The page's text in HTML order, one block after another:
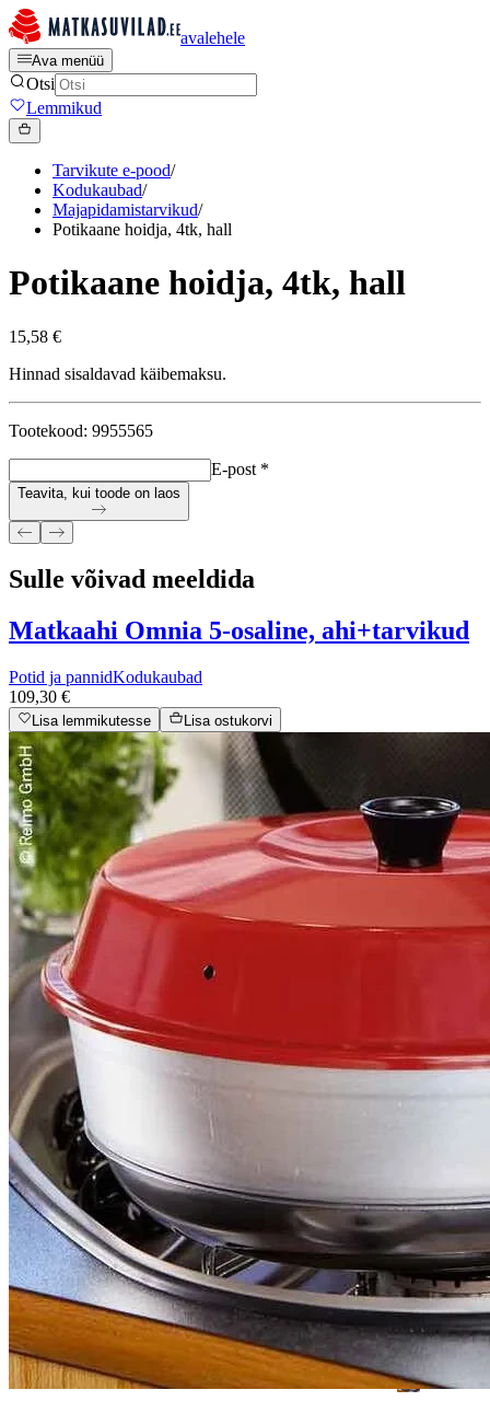
avalehele
Ava menüü
Otsi
Lemmikud
Tarvikute e-pood/
Kodukaubad/
Majapidamistarvikud/
Potikaane hoidja, 4tk, hall
Potikaane hoidja, 4tk, hall
15,58 €
Hinnad sisaldavad käibemaksu.
Tootekood: 9955565
E-post *
Teavita, kui toode on laos
Sulle võivad meeldida
Matkaahi Omnia 5-osaline, ahi+tarvikud
Potid ja pannidKodukaubad
109,30 €
Lisa lemmikutesse Lisa ostukorvi